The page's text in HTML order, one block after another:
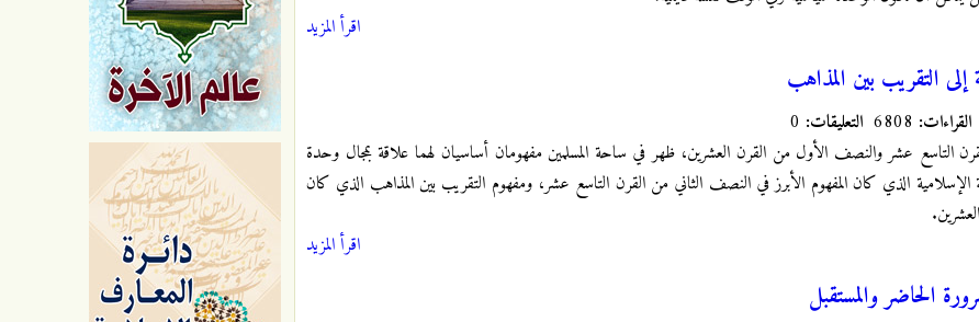
اقرأ المزيد
التقريب بين المذاهب
القراءات: التعليقات:
التاسع عشر والنصف الأول من القرن العشرين، ظهر في ساحة المسلمين مفهومان أساسيان لهما علاقة بمجال وحدة
الإسلامية الذي كان المفهوم الأبرز في النصف الثاني من القرن التاسع عشر، ومفهوم التقريب بين المذاهب الذي كان
اقرأ المزيد
الحاضر والمستقبل